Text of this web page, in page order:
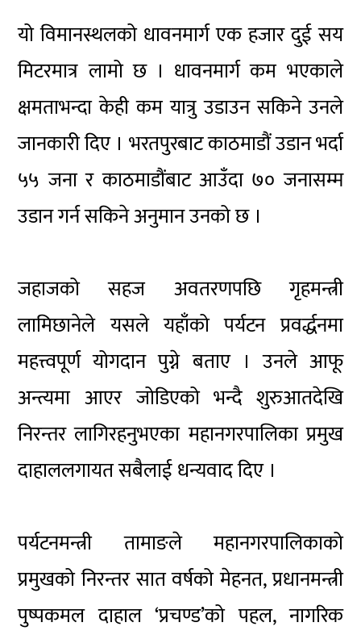
यो विमानस्थलको धावनमार्ग एक हजार दुई सय
मिटरमात्र लामो छ । धावनमार्ग कम भएकाले
क्षमताभन्दा केही कम यात्रु उडाउन सकिने उनले
जानकारी दिए । भरतपुरबाट काठमाडौं उडान भर्दा
५५ जना र काठमाडौंबाट आउँदा ७० जनासम्म
उडान गर्न सकिने अनुमान उनको छ ।
जहाजको सहज अवतरणपछि गृहमन्त्री
लामिछानेले यसले यहाँको पर्यटन प्रवर्द्धनमा
महत्त्वपूर्ण योगदान पुग्ने बताए । उनले आफू
अन्त्यमा आएर जोडिएको भन्दै शुरुआतदेखि
निरन्तर लागिरहनुभएका महानगरपालिका प्रमुख
दाहाललगायत सबैलाई धन्यवाद दिए ।
पर्यटनमन्त्री तामाङले महानगरपालिकाको
प्रमुखको निरन्तर सात वर्षको मेहनत, प्रधानमन्त्री
पुष्पकमल दाहाल ‘प्रचण्ड’को पहल, नागरिक